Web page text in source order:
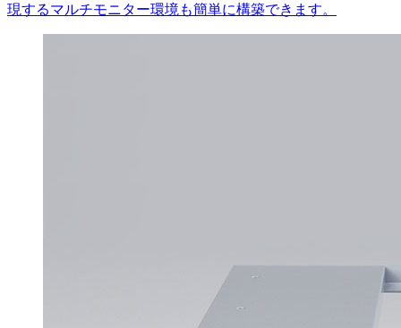
現するマルチモニター環境も簡単に構築できます。